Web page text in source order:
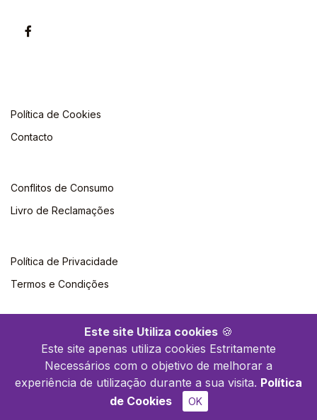
Este site Utiliza cookies 🍪
Este site apenas utiliza cookies Estritamente
Necessários com o objetivo de melhorar a
experiência de utilização durante a sua visita. Política
de Cookies
OK
Política de Cookies
Contacto
Conflitos de Consumo
Livro de Reclamações
Política de Privacidade
Termos e Condições
©2026 Polytechnica. Todos os direitos reservados